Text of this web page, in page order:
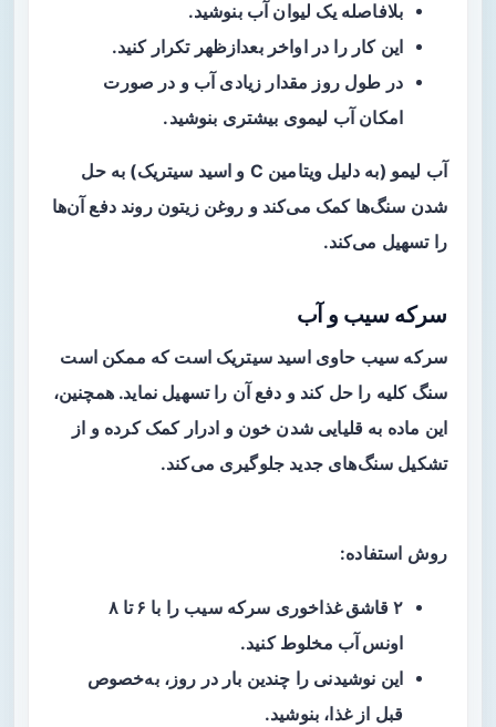
بلافاصله یک لیوان آب بنوشید.
این کار را در اواخر بعدازظهر تکرار کنید.
در طول روز مقدار زیادی آب و در صورت
امکان آب لیموی بیشتری بنوشید.
آب لیمو (به دلیل ویتامین C و اسید سیتریک) به حل
شدن سنگ‌ها کمک می‌کند و روغن زیتون روند دفع آن‌ها
را تسهیل می‌کند.
سرکه سیب و آب
سرکه سیب حاوی اسید سیتریک است که ممکن است
سنگ کلیه را حل کند و دفع آن را تسهیل نماید. همچنین،
این ماده به قلیایی شدن خون و ادرار کمک کرده و از
تشکیل سنگ‌های جدید جلوگیری می‌کند.
روش استفاده:
۲ قاشق غذاخوری سرکه سیب را با
۶ تا ۸
اونس آب مخلوط کنید.
این نوشیدنی را چندین بار در روز، به‌خصوص
قبل از غذا، بنوشید.